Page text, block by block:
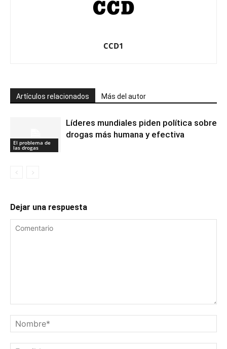
CCD1
Artículos relacionados Más del autor
El problema de
las drogas
Líderes mundiales piden política sobre
drogas más humana y efectiva
Dejar una respuesta